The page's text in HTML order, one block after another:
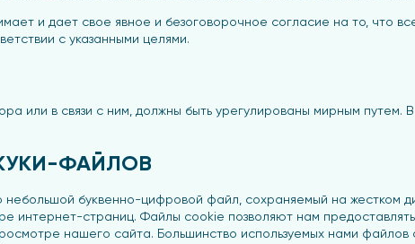
и дает свое явное и безоговорочное согласие на то, что
с указанными целями.
или в связи с ним, должны быть урегулированы мирным путем.
ФАЙЛОВ
буквенно-цифровой файл, сохраняемый на жестком
интернет-страниц. Файлы cookie позволяют нам
нашего сайта. Большинство используемых нами